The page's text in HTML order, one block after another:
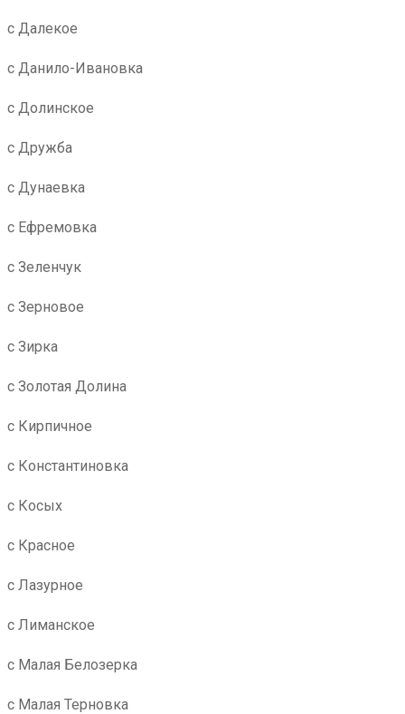
с Далекое
с Данило-Ивановка
с Долинское
с Дружба
с Дунаевка
с Ефремовка
с Зеленчук
с Зерновое
с Зирка
с Золотая Долина
с Кирпичное
с Константиновка
с Косых
с Красное
с Лазурное
с Лиманское
с Малая Белозерка
с Малая Терновка